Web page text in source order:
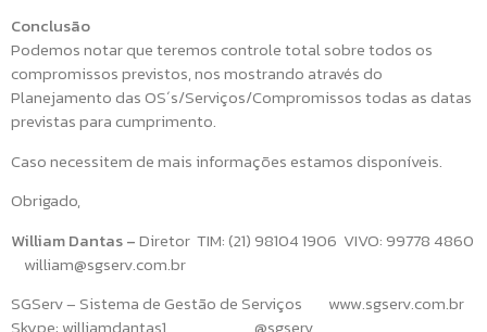
Conclusão
Podemos notar que teremos controle total sobre todos os
compromissos previstos, nos mostrando através do
Planejamento das OS´s/Serviços/Compromissos todas as datas
previstas para cumprimento.
Caso necessitem de mais informações estamos disponíveis.
Obrigado,
William Dantas –Diretor TIM: (21) 98104 1906 VIVO: 99778 4860
william@sgserv.com.br
SGServ – Sistema de Gestão de Serviços www.sgserv.com.br